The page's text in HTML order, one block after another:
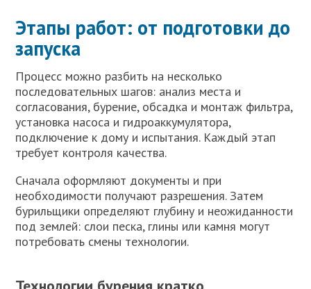
Этапы работ: от подготовки до
запуска
Процесс можно разбить на несколько
последовательных шагов: анализ места и
согласования, бурение, обсадка и монтаж фильтра,
установка насоса и гидроаккумулятора,
подключение к дому и испытания. Каждый этап
требует контроля качества.
Сначала оформляют документы и при
необходимости получают разрешения. Затем
бурильщики определяют глубину и неожиданности
под землей: слои песка, глины или камня могут
потребовать смены технологии.